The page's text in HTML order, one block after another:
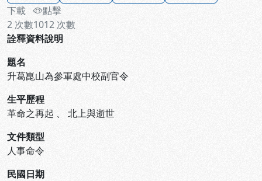
下載
2 次數
點擊
1012 次數
詮釋資料說明
題名
升葛崑山為參軍處中校副官令
生平歷程
革命之再起 、 北上與逝世
文件類型
人事命令
民國日期